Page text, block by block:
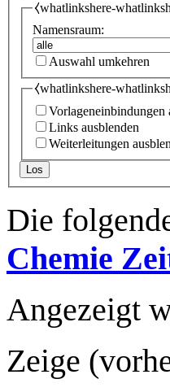
⧼whatlinkshere-
Namensraum:
Auswahl umkehren
⧼whatlinkshere-
Vorlageneinbindungen
Links ausblenden
Weiterleitungen
Los
Die
Chemie
Angezeigt
Zeige (